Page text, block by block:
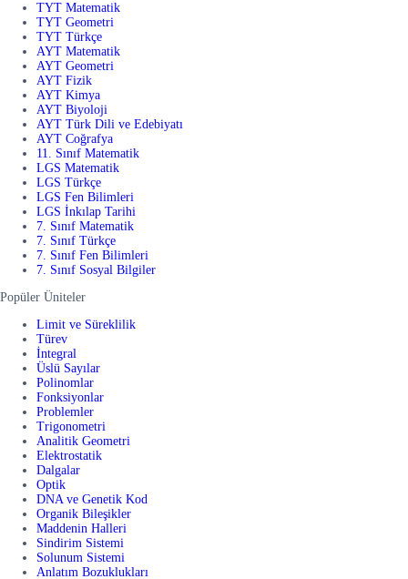
TYT Matematik
TYT Geometri
TYT Türkçe
AYT Matematik
AYT Geometri
AYT Fizik
AYT Kimya
AYT Biyoloji
AYT Türk Dili ve Edebiyatı
AYT Coğrafya
11. Sınıf Matematik
LGS Matematik
LGS Türkçe
LGS Fen Bilimleri
LGS İnkılap Tarihi
7. Sınıf Matematik
7. Sınıf Türkçe
7. Sınıf Fen Bilimleri
7. Sınıf Sosyal Bilgiler
Popüler Üniteler
Limit ve Süreklilik
Türev
İntegral
Üslü Sayılar
Polinomlar
Fonksiyonlar
Problemler
Trigonometri
Analitik Geometri
Elektrostatik
Dalgalar
Optik
DNA ve Genetik Kod
Organik Bileşikler
Maddenin Halleri
Sindirim Sistemi
Solunum Sistemi
Anlatım Bozuklukları